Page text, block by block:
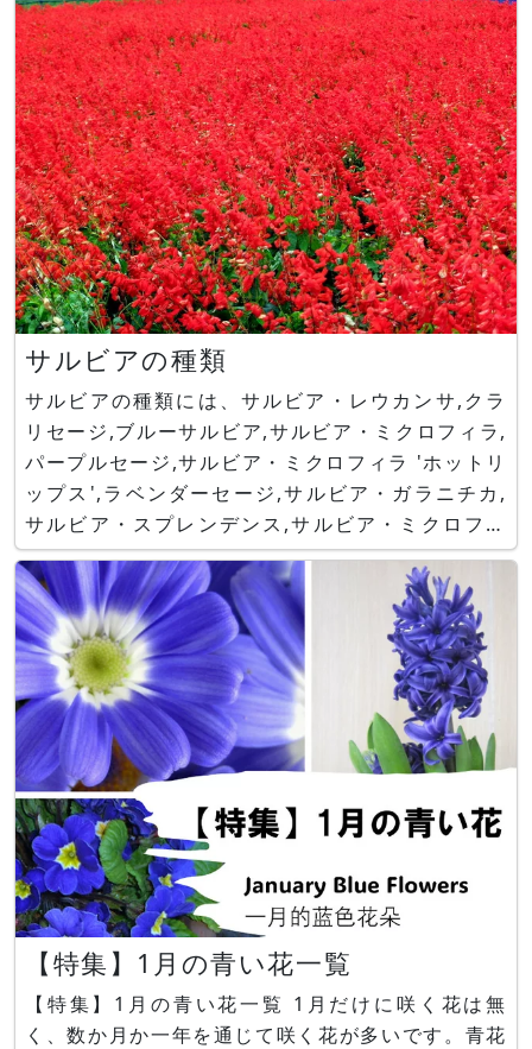
サルビアの種類
サルビアの種類には、サルビア・レウカンサ,クラ
リセージ,ブルーサルビア,サルビア・ミクロフィラ,
パープルセージ,サルビア・ミクロフィラ 'ホットリ
ップス',ラベンダーセージ,サルビア・ガラニチカ,
サルビア・スプレンデンス,サルビア・ミクロフィ
ラ 'ピンクブラッシュ',フルーツセージなどがあり
ます。
【特集】1月の青い花一覧
【特集】1月の青い花一覧 1月だけに咲く花は無
く、数か月か一年を通じて咲く花が多いです。青花